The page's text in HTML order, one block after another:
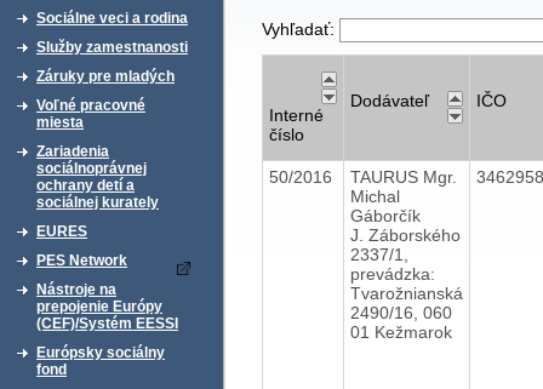
Sociálne veci a rodina
Služby zamestnanosti
Záruky pre mladých
Voľné pracovné
miesta
Zariadenia
sociálnoprávnej
ochrany detí a
sociálnej kurately
EURES
PES Network
Nástroje na
prepojenie Európy
(CEF)/Systém EESSI
Európsky sociálny
fond
Vyhľadať:
Interné
číslo
Dodávateľ IČO
50/2016
TAURUS Mgr.
Michal
Gáborčík
J. Záborského
2337/1,
prevádzka:
Tvarožnianská
2490/16, 060
01 Kežmarok